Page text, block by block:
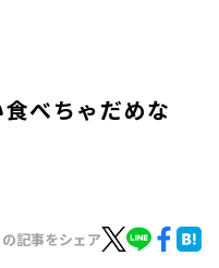
べちゃだめな
の記事をシェア